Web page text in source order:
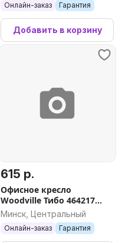
Онлайн-заказ Гарантия
Добавить в корзину
615 р.
Офисное кресло
Woodville Тибо 464217
(confetti aquamarine)
Минск, Центральный
Онлайн-заказ Гарантия